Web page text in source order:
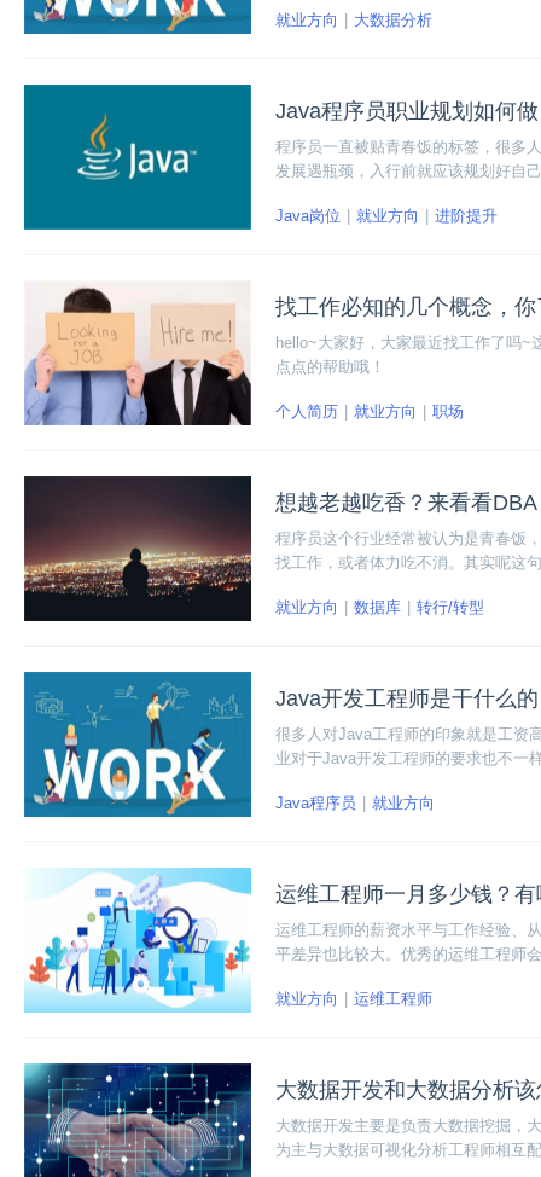
就业方向
大数据分析
Java程序员职业规划如何
程序员一直被贴青春饭的标签，很多
发展遇瓶颈，入行前就应该规划好自
Java岗位 就业方向 进阶提升
找工作必知的几个概念，
hello~大家好，大家最近找工作了吗
点点的帮助哦！
个人简历 就业方向 职场
想越老越吃香？来看看DBA
程序员这个行业经常被认为是青春饭
找工作，或者体力吃不消。其实呢这
看看哪些方向不能越老越吃香，以及
就业方向 数据库 转行/转型
Java开发工程师是干什么
很多人对Java工程师的印象就是工资
业对于Java开发工程师的要求也不一
Java程序员
就业方向
运维工程师一月多少钱？
运维工程师的薪资水平与工作经验、
平差异也比较大。优秀的运维工程师
就业方向
运维工程师
大数据开发和大数据分析
大数据开发主要是负责大数据挖掘，
为主与大数据可视化分析工程师相互